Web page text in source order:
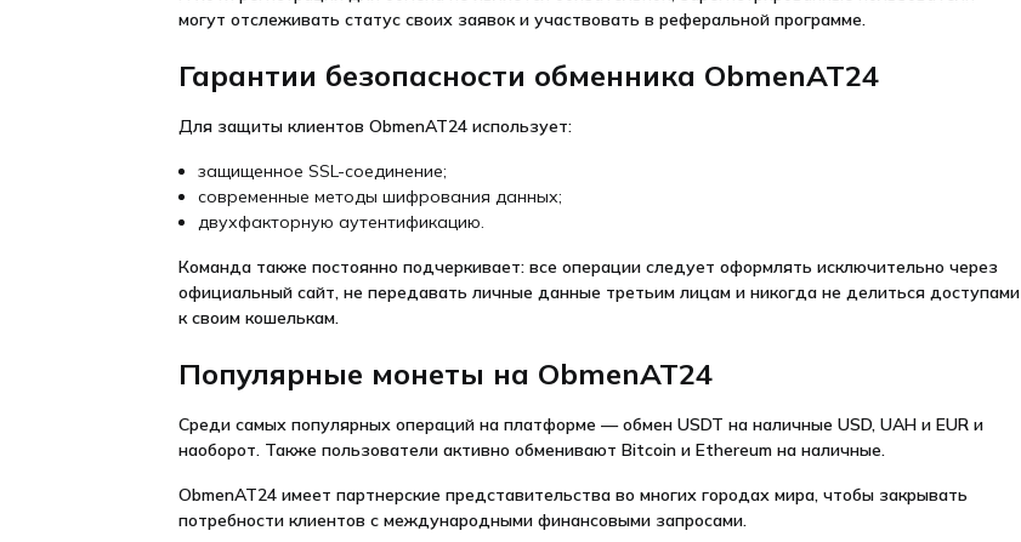
могут отслеживать статус своих заявок и участвовать в реферальной программе.
Гарантии безопасности обменника ObmenAT24
Для защиты клиентов ObmenAT24 использует:
защищенное SSL-соединение;
современные методы шифрования данных;
двухфакторную аутентификацию.
Команда также постоянно подчеркивает: все операции следует оформлять исключительно через
официальный сайт, не передавать личные данные третьим лицам и никогда не делиться доступами
к своим кошелькам.
Популярные монеты на ObmenAT24
Среди самых популярных операций на платформе — обмен USDT на наличные USD, UAH и EUR и
наоборот. Также пользователи активно обменивают Bitcoin и Ethereum на наличные.
ObmenAT24 имеет партнерские представительства во многих городах мира, чтобы закрывать
потребности клиентов с международными финансовыми запросами.